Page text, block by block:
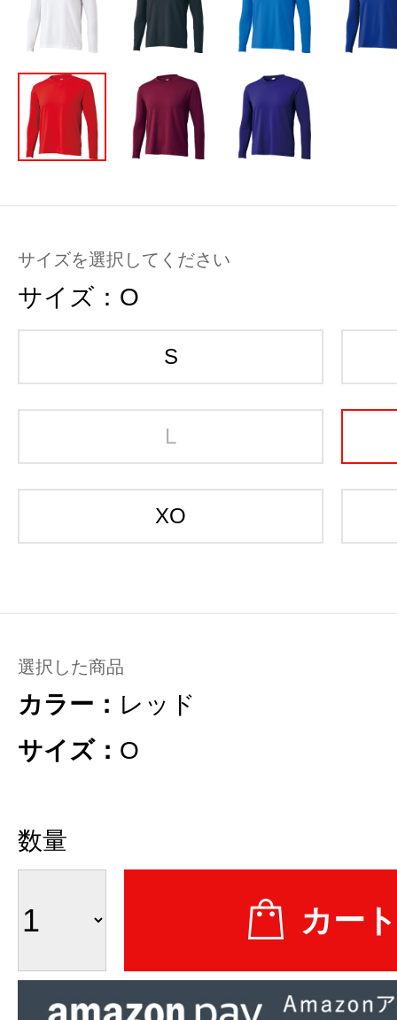
サイズを選択してください
サイズ： O
S
L
XO
選択した商品
カラー： レッド
サイズ： O
数量